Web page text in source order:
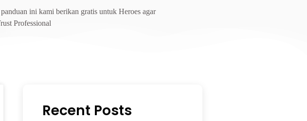
ini kami berikan gratis untuk Heroes agar
Professional
Recent Posts